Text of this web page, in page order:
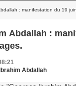
: manifestation du 19
Abdallah :
Abdallah